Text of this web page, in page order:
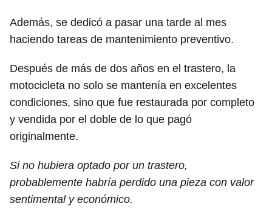
Además, se dedicó a pasar una tarde al mes
haciendo tareas de mantenimiento preventivo.
Después de más de dos años en el trastero, la
motocicleta no solo se mantenía en excelentes
condiciones, sino que fue restaurada por completo
y vendida por el doble de lo que pagó
originalmente.
Si no hubiera optado por un trastero,
probablemente habría perdido una pieza con valor
sentimental y económico.